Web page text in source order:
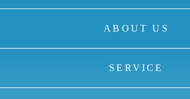
ABOUT US
SERVICE